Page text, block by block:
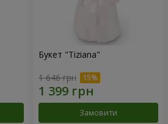
Букет "Tiziana"
1 646 грн
Замовити